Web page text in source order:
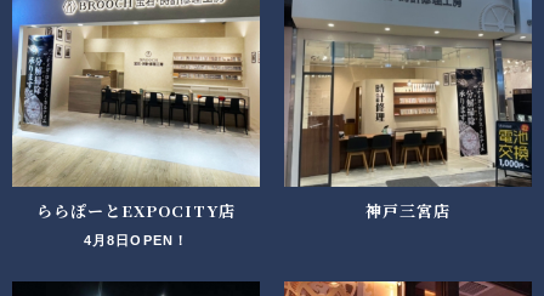
ららぽーとEXPOCITY店
4月8日OPEN！
神戸三宮店